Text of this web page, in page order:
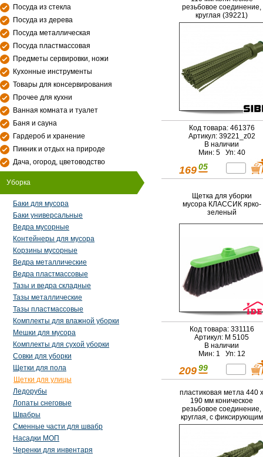
Посуда из стекла
Посуда из дерева
Посуда металлическая
Посуда пластмассовая
Предметы сервировки, ножи
Кухонные инструменты
Товары для консервирования
Прочее для кухни
Ванная комната и туалет
Баня и сауна
Гардероб и хранение
Пикник и отдых на природе
Дача, огород, цветоводство
Уборка
Баки для мусора
Баки универсальные
Ведра мусорные
Контейнеры для мусора
Корзины мусорные
Ведра металлические
Ведра пластмассовые
Тазы и ведра складные
Тазы металлические
Тазы пластмассовые
Комплекты для влажной уборки
Мешки для мусора
Комплекты для сухой уборки
Совки для уборки
Щетки для пола
Щетки для улицы
Ледорубы
Лопаты снеговые
Швабры
Сменные части для швабр
Насадки МОП
Черенки для инвентаря
резьбовое соединение,
круглая (39221)
Код товара: 461376
Артикул: 39221_z02
В наличии
Мин: 5 Уп: 40
169 05
Щетка для уборки
мусора КЛАССИК ярко-
зеленый
Код товара: 331116
Артикул: М 5105
В наличии
Мин: 1 Уп: 12
209 99
пластиковая метла 440 х
190 мм коническое
резьбовое соединение,
круглая, с фиксирующим
ободом (39223)